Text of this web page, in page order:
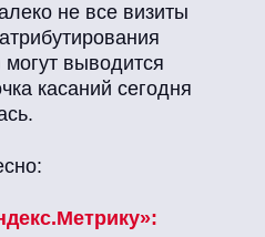
не все визиты
выводится
касаний сегодня